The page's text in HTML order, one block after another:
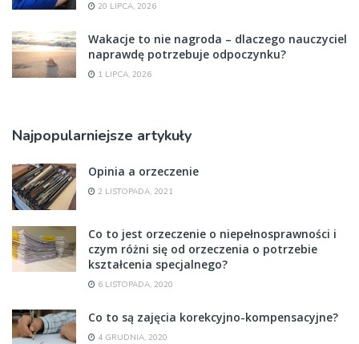
20 LIPCA, 2026
Wakacje to nie nagroda – dlaczego nauczyciel
naprawdę potrzebuje odpoczynku?
1 LIPCA, 2026
Najpopularniejsze artykuły
Opinia a orzeczenie
2 LISTOPADA, 2021
Co to jest orzeczenie o niepełnosprawności i
czym różni się od orzeczenia o potrzebie
kształcenia specjalnego?
6 LISTOPADA, 2020
Co to są zajęcia korekcyjno-kompensacyjne?
4 GRUDNIA, 2020